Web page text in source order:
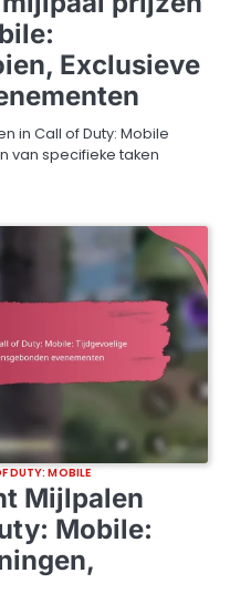
Exclusieve
in Call of Duty: Mobile
van specifieke taken
DUTY: MOBILE
Mijlpalen
Mobile: